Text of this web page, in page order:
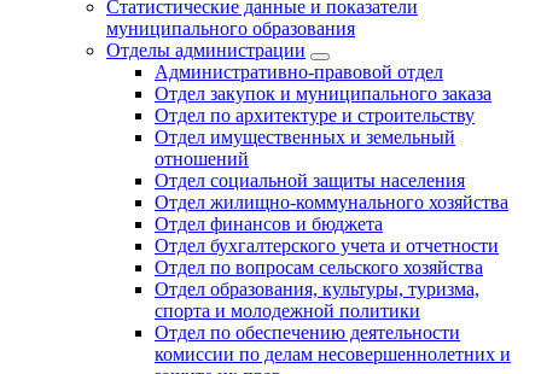
Статистические данные и показатели
муниципального образования
Отделы администрации
Административно-правовой отдел
Отдел закупок и муниципального заказа
Отдел по архитектуре и строительству
Отдел имущественных и земельный
отношений
Отдел социальной защиты населения
Отдел жилищно-коммунального хозяйства
Отдел финансов и бюджета
Отдел бухгалтерского учета и отчетности
Отдел по вопросам сельского хозяйства
Отдел образования, культуры, туризма,
спорта и молодежной политики
Отдел по обеспечению деятельности
комиссии по делам несовершеннолетних и